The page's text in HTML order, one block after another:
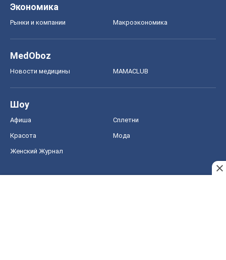
Экономика
Рынки и компании Mакроэкономика
MedOboz
Новости медицины MAMACLUB
Шоу
Афиша Сплетни
Красота Мода
Женский Журнал